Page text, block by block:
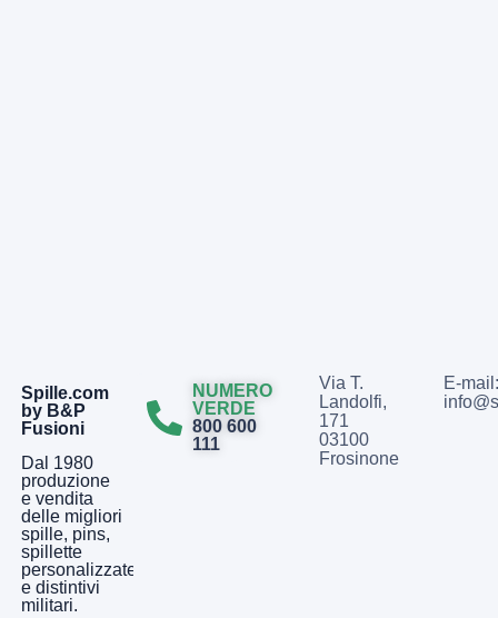
Spille.com
by B&P
Fusioni
Dal 1980
produzione
e vendita
delle migliori
spille, pins,
spillette
personalizzate
e distintivi
militari.
NUMERO
VERDE
800 600
111
Via T.
Landolfi,
171
03100
Frosinone
E-mail: